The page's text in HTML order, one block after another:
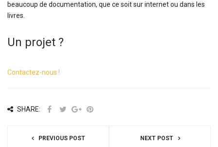
beaucoup de documentation, que ce soit sur internet ou dans les
livres.
Un projet ?
Contactez-nous !
SHARE:
PREVIOUS POST NEXT POST